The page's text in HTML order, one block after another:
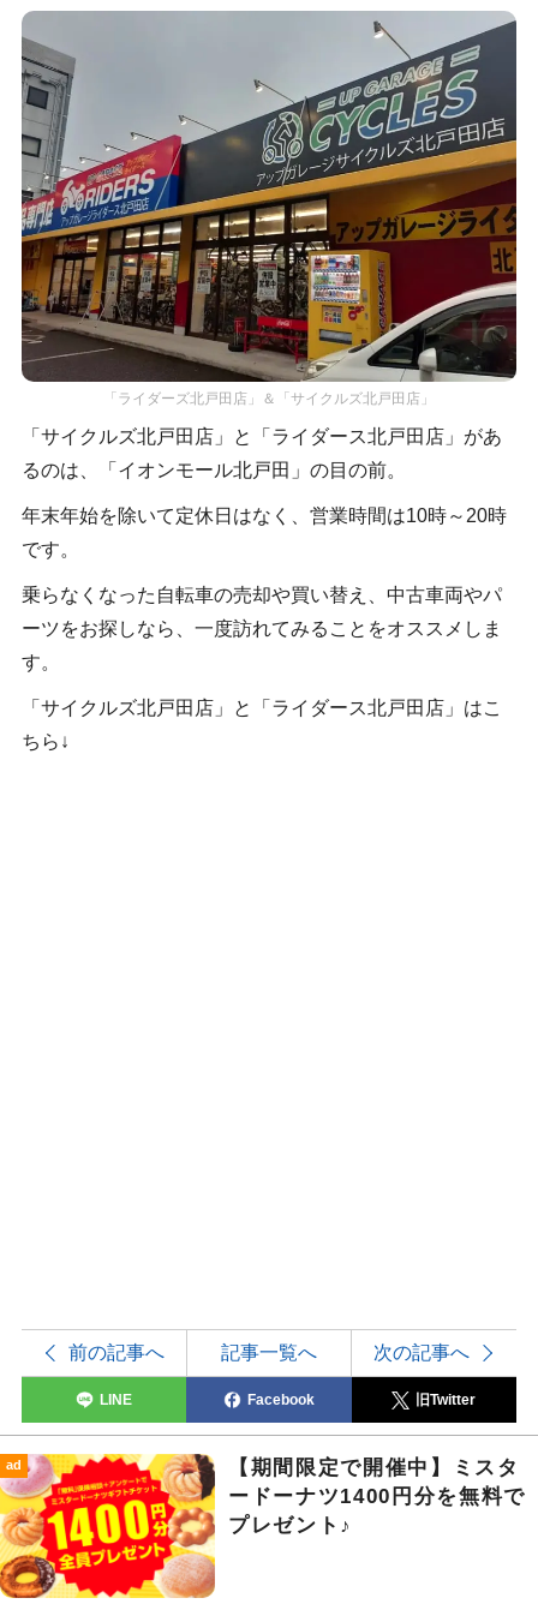
「ライダーズ北戸田店」＆「サイクルズ北戸田店」
「サイクルズ北戸田店」と「ライダース北戸田店」があ
るのは、「イオンモール北戸田」の目の前。
年末年始を除いて定休日はなく、営業時間は10時～20時
です。
乗らなくなった自転車の売却や買い替え、中古車両やパ
ーツをお探しなら、一度訪れてみることをオススメしま
す。
「サイクルズ北戸田店」と「ライダース北戸田店」はこ
ちら↓
前の記事へ 記事一覧へ 次の記事へ
LINE Facebook 旧Twitter
ad
【期間限定で開催中】ミスタ
ードーナツ1400円分を無料で
プレゼント♪